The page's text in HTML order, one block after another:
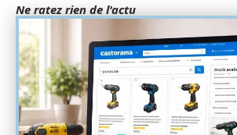
Ne ratez rien de l'actu